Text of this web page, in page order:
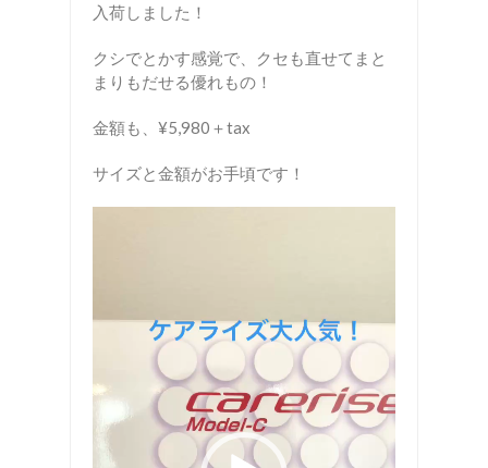
入荷しました！
クシでとかす感覚で、クセも直せてまと
まりもだせる優れもの！
金額も、¥5,980＋tax
サイズと金額がお手頃です！